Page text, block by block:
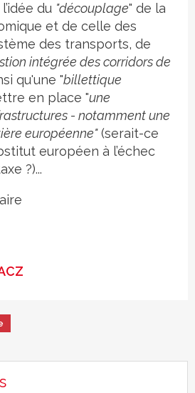
du "découplage" de la
et de celle des
des transports, de
intégrée des corridors de
qu'une "billettique
en place "une
- notamment une
européenne"(serait-ce
européen à l’échec
?)...